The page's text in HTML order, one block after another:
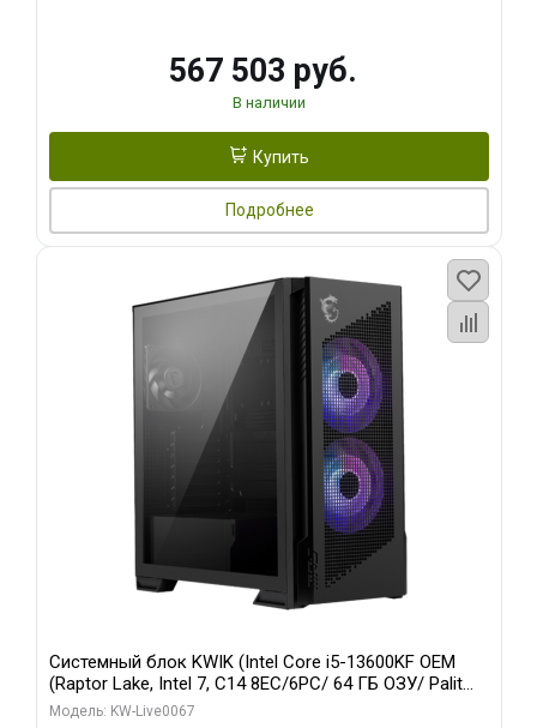
567 503 руб.
В наличии
Купить
Подробнее
Системный блок KWIK (Intel Core i5-13600KF OEM
(Raptor Lake, Intel 7, C14 8EC/6PC/ 64 ГБ ОЗУ/ Palit
RTX5080 GAMINGPRO OC 16GB GDDR7 256bit 3xDP
Модель: KW-Live0067